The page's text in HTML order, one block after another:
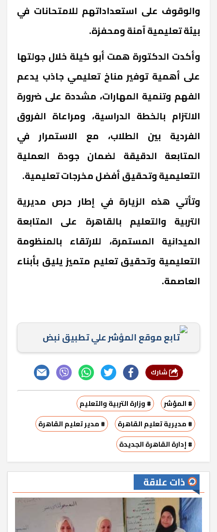
والوقوف على استعداداتهم للامتحانات في
بيئة تعليمية آمنة ومحفزة.
وأكدت الدكتورة همت أبو كيلة خلال جولتها
على أهمية توفير مناخ تعليمي جاذب يدعم
الفهم وتنمية المهارات، مشددة على ضرورة
الالتزام بالخطة الدراسية، ومراعاة الفروق
الفردية بين الطلاب، مع الاستمرار في
المتابعة الدقيقة لضمان جودة العملية
التعليمية وتحقيق أفضل مخرجات تعليمية.
وتأتي هذه الزيارة في إطار حرص مديرية
التربية والتعليم بالقاهرة على المتابعة
الميدانية المستمرة، للارتقاء بالمنظومة
التعليمية وتحقيق تعليم متميز يليق بأبناء
العاصمة.
تابع موقع المؤشر علي تطبيق نبض
# المؤشر
# وزارة التربية والتعليم
# مديرية تعليم القاهرة
# مدير تعليم القاهرة
# إدارة القاهرة الجديدة
ذات علاقة